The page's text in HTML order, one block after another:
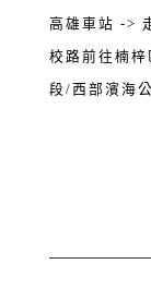
高雄車站 ->
校路前往楠
段/西部濱海